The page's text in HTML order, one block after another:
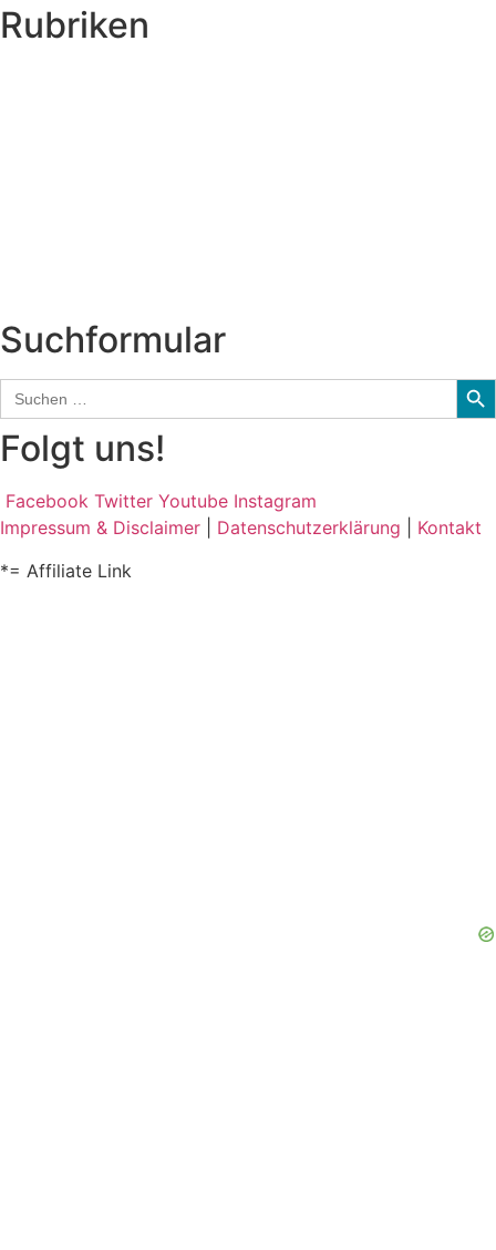
Rubriken
Suchformular
Search
for:
Folgt uns!
Facebook Twitter Youtube Instagram
Impressum & Disclaimer
Datenschutzerklärung
Kontakt
*= Affiliate Link